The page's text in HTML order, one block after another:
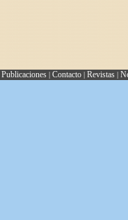
Publicaciones| Contacto| Revistas|